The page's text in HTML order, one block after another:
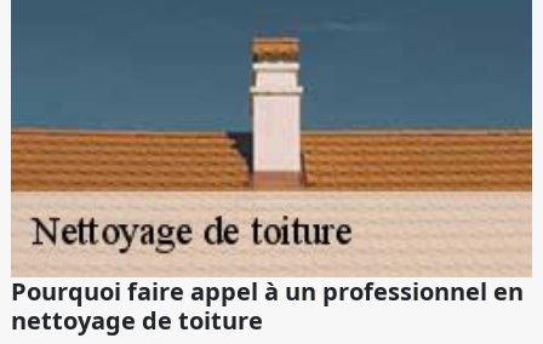
Pourquoi faire appel à un professionnel en
nettoyage de toiture